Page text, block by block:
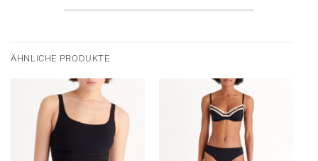
ÄHNLICHE PRODUKTE